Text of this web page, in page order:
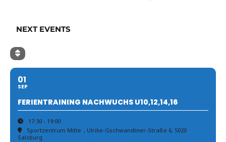
NEXT EVENTS
01
SEP
FERIENTRAINING NACHWUCHS U10,12,14,16
17:30 - 19:00
Sportzentrum Mitte , Ulrike-Gschwandtner-Straße 6, 5020
Salzburg